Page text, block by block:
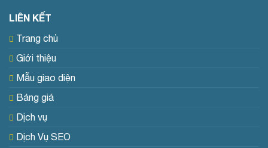
LIÊN KẾT
Trang chủ
Giới thiệu
Mẫu giao diện
Bảng giá
Dịch vụ
Dịch Vụ SEO